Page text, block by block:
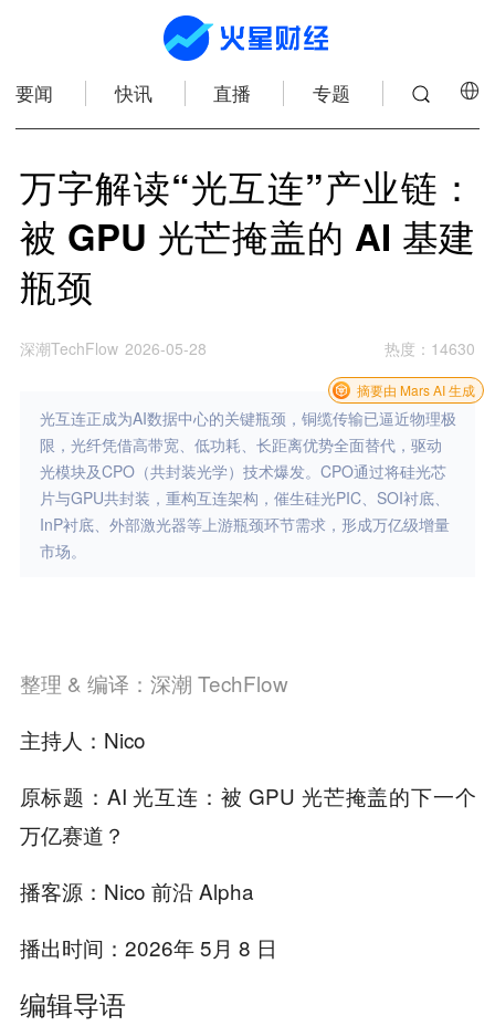
要闻 快讯 直播 专题
万字解读“光互连”产业链：
被 GPU 光芒掩盖的 AI 基建
瓶颈
深潮TechFlow 2026-05-28 热度 ： 14630
光互连正成为AI数据中心的关键瓶颈，铜缆传输已逼近物理极
限，光纤凭借高带宽、低功耗、长距离优势全面替代，驱动
光模块及CPO（共封装光学）技术爆发。CPO通过将硅光芯
片与GPU共封装，重构互连架构，催生硅光PIC、SOI衬底、
InP衬底、外部激光器等上游瓶颈环节需求，形成万亿级增量
市场。
摘要由 Mars AI 生成
整理 & 编译：深潮 TechFlow
主持人：Nico
原标题：AI 光互连：被 GPU 光芒掩盖的下一个
万亿赛道？
播客源：Nico 前沿 Alpha
播出时间：2026年 5月 8 日
编辑导语